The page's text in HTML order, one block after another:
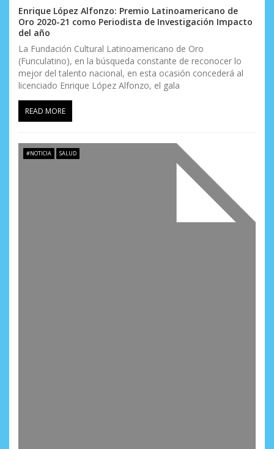
Enrique López Alfonzo: Premio Latinoamericano de
Oro 2020-21 como Periodista de Investigación Impacto
del año
La Fundación Cultural Latinoamericano de Oro
(Funculatino), en la búsqueda constante de reconocer lo
mejor del talento nacional, en esta ocasión concederá al
licenciado Enrique López Alfonzo, el gala
READ MORE
#NOTICIA SALUD